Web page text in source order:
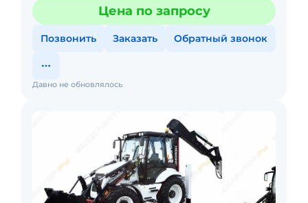
снятие грунта, яма под канализацию,погреб,
фундамент, загрузка сыпучЦена по запросу
Позвонить Заказать Обратный звонок
Давно не обновлялось